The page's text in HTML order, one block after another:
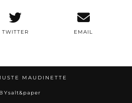
TWITTER EMAIL
MAUDINETTE
BYsalt&paper